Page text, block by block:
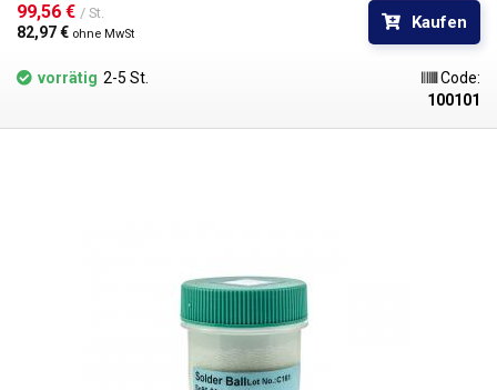
Festigkeit der Verbindung.
99,56 € / St.
82,97 € ohne MwSt
Kaufen
vorrätig 2-5 St.
Code:
100101